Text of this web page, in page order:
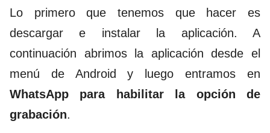
Lo primero que tenemos que hacer es
descargar e instalar la aplicación. A
continuación abrimos la aplicación desde el
menú de Android y luego entramos en
WhatsApp para habilitar la opción de
grabación.